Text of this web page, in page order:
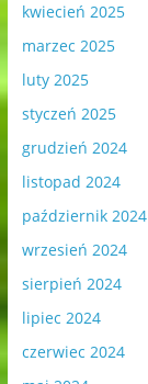
kwiecień 2025
marzec 2025
luty 2025
styczeń 2025
grudzień 2024
listopad 2024
październik 2024
wrzesień 2024
sierpień 2024
lipiec 2024
czerwiec 2024